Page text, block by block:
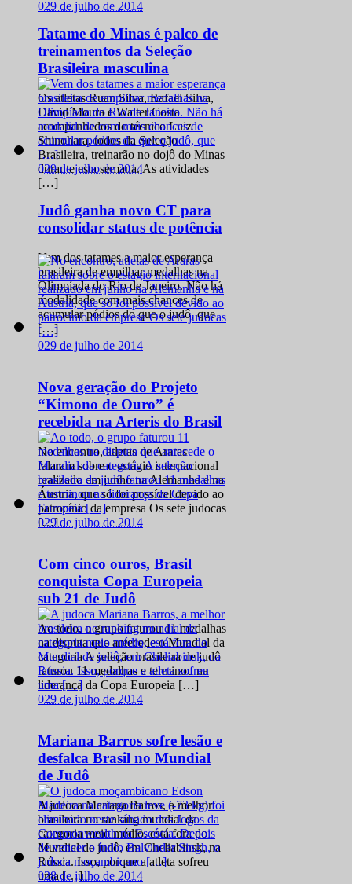
029 de julho de 2014
Tatame do Minas é palco de
treinamentos da Seleção
Brasileira masculina
Os atletas Ruan Silva, Rafael Silva,
David Moura e Walter Costa
acompanhados do técnico Luiz
Shinohara, todos da Seleção
Brasileira, treinarão no dojô do Minas
durante esta semana. As atividades
[…]
029 de julho de 2014
Judô ganha novo CT para
consolidar status de potência
Vem dos tatames a maior esperança
brasileira de empilhar medalhas na
Olimpíada do Rio de Janeiro. Não há
modalidade com mais chances de
acumular pódios do que o judô, que
[…]
029 de julho de 2014
Nova geração do Projeto
“Kimono de Ouro” é
recebida na Arteris do Brasil
No encontro, atletas de Araras
falaram sobre o estágio internacional
realizado em junho na Alemanha e na
Áustria, que só foi possível devido ao
patrocínio da empresa Os sete judocas
[…]
029 de julho de 2014
Com cinco ouros, Brasil
conquista Copa Europeia
sub 21 de Judô
Ao todo, o grupo faturou 11 medalhas
na disputa que antecede o Mundial da
categoria A seleção brasileira de judô
faturou 11 medalhas e terminou na
liderança da Copa Europeia […]
029 de julho de 2014
Mariana Barros sofre lesão e
desfalca Brasil no Mundial
de Judô
A judoca Mariana Barros, a melhor
brasileira no ranking mundial da
categoria meio médio, está fora do
Mundial de judô, em Cheliabinsk, na
Rússia. Isso, porque a atleta sofreu
uma […]
028 de julho de 2014